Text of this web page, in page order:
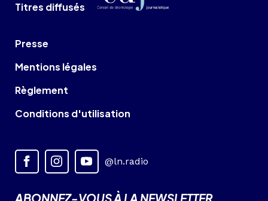
Titres diffusés
Presse
Mentions légales
Règlement
Conditions d'utilisation
@ln.radio